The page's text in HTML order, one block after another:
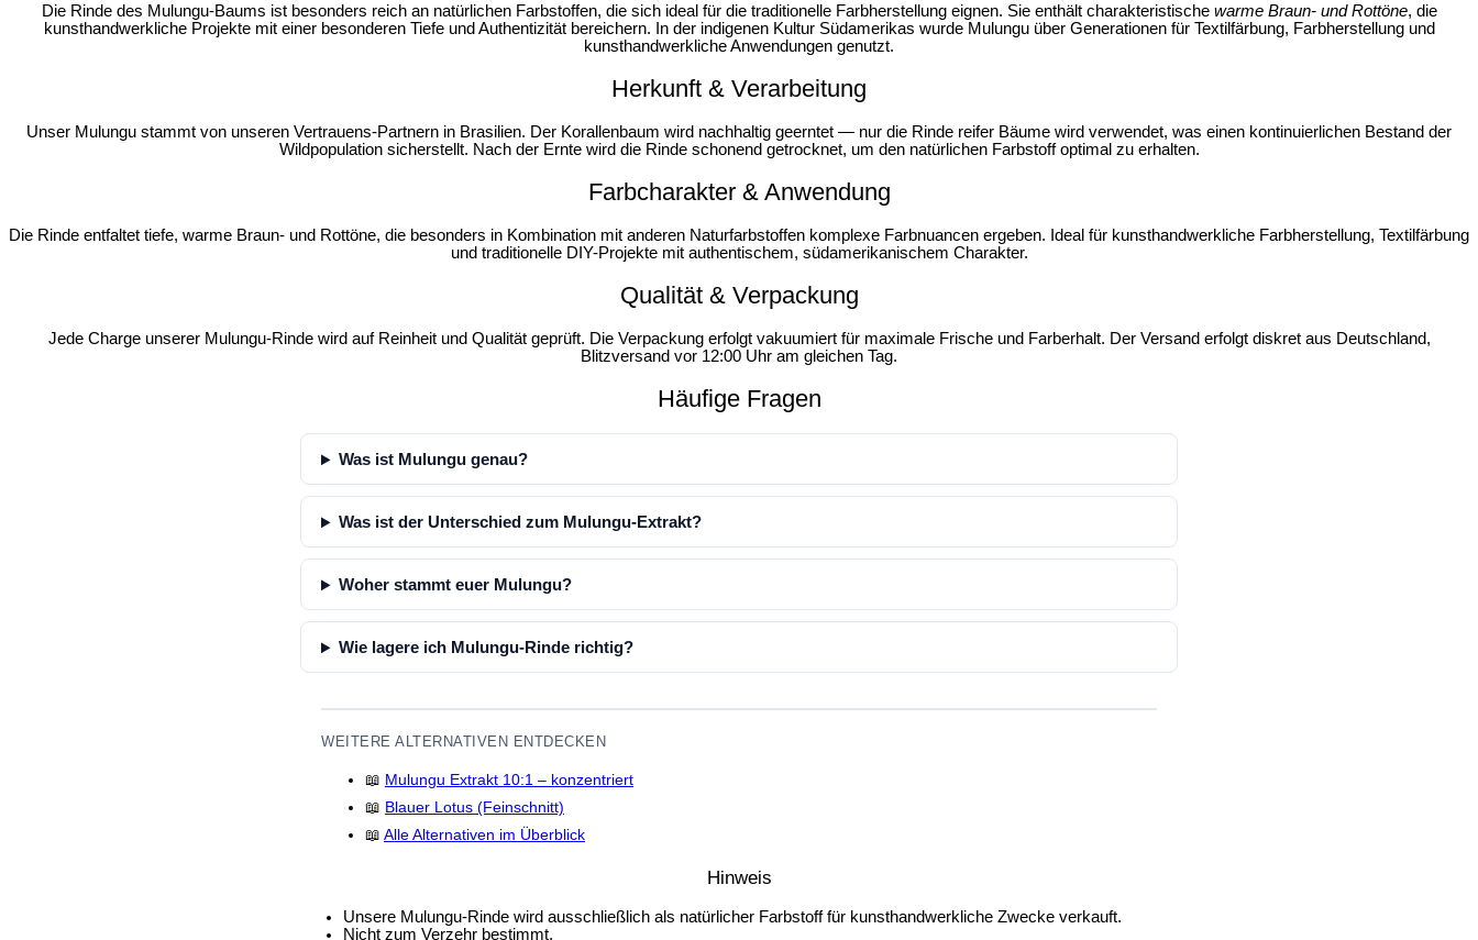
Die Rinde des Mulungu-Baums ist besonders reich an natürlichen Farbstoffen, die sich ideal für die traditionelle Farbherstellung eignen. Sie enthält charakteristische warme Braun- und Rottöne, die
kunsthandwerkliche Projekte mit einer besonderen Tiefe und Authentizität bereichern. In der indigenen Kultur Südamerikas wurde Mulungu über Generationen für Textilfärbung, Farbherstellung und
kunsthandwerkliche Anwendungen genutzt.
Herkunft & Verarbeitung
Unser Mulungu stammt von unseren Vertrauens-Partnern in Brasilien. Der Korallenbaum wird nachhaltig geerntet — nur die Rinde reifer Bäume wird verwendet, was einen kontinuierlichen Bestand der
Wildpopulation sicherstellt. Nach der Ernte wird die Rinde schonend getrocknet, um den natürlichen Farbstoff optimal zu erhalten.
Farbcharakter & Anwendung
Die Rinde entfaltet tiefe, warme Braun- und Rottöne, die besonders in Kombination mit anderen Naturfarbstoffen komplexe Farbnuancen ergeben. Ideal für kunsthandwerkliche Farbherstellung, Textilfärbung
und traditionelle DIY-Projekte mit authentischem, südamerikanischem Charakter.
Qualität & Verpackung
Jede Charge unserer Mulungu-Rinde wird auf Reinheit und Qualität geprüft. Die Verpackung erfolgt vakuumiertfür maximale Frische und Farberhalt. Der Versand erfolgt diskret aus Deutschland,
Blitzversand vor 12:00 Uhr am gleichen Tag.
Häufige Fragen
Was ist Mulungu genau?
Was ist der Unterschied zum Mulungu-Extrakt?
Woher stammt euer Mulungu?
Wie lagere ich Mulungu-Rinde richtig?
WEITERE ALTERNATIVEN ENTDECKEN
📖 Mulungu Extrakt 10:1 – konzentriert
📖 Blauer Lotus (Feinschnitt)
📖 Alle Alternativen im Überblick
Hinweis
Unsere Mulungu-Rinde wird ausschließlich als natürlicher Farbstoff für kunsthandwerkliche Zwecke verkauft.
Nicht zum Verzehr bestimmt.